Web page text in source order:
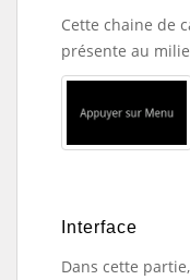
Cette chaine de
présente au
Interface
Dans cette